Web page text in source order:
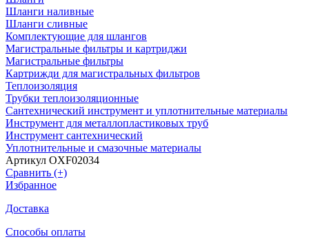
Шланги наливные
Шланги сливные
Комплектующие для шлангов
Магистральные фильтры и картриджи
Магистральные фильтры
Картрижди для магистральных фильтров
Теплоизоляция
Трубки теплоизоляционные
Сантехнический инструмент и уплотнительные материалы
Инструмент для металлопластиковых труб
Инструмент сантехнический
Уплотнительные и смазочные материалы
Артикул OXF02034
Сравнить (+)
Избранное
Доставка
Способы оплаты